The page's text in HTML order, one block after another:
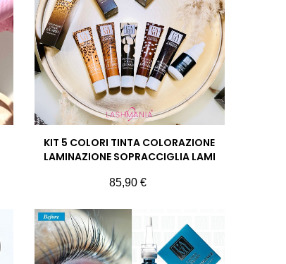
KIT 5 COLORI TINTA COLORAZIONE
LAMINAZIONE SOPRACCIGLIA LAMI
Prezzo
85,90 €